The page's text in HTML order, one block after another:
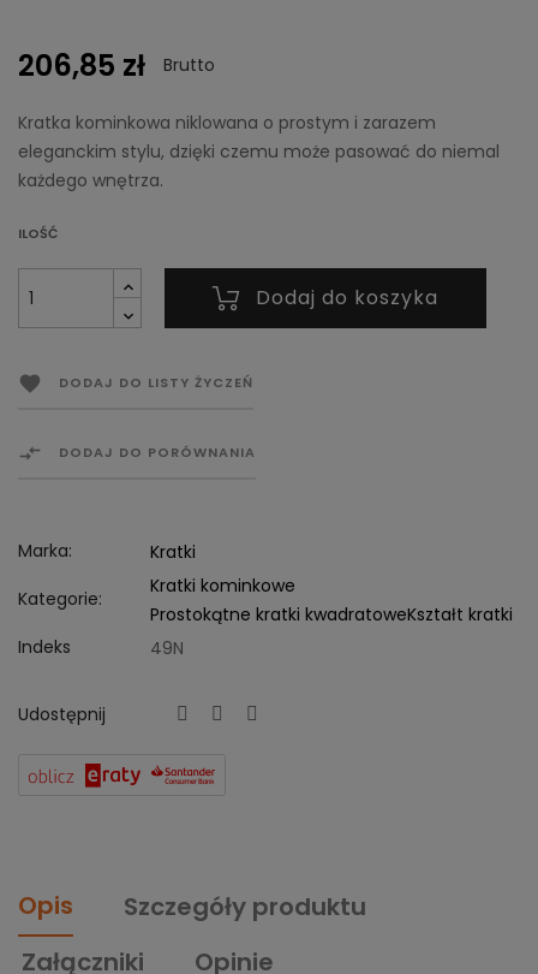
206,85 zł Brutto
Kratka kominkowa niklowana o prostym i zarazem
eleganckim stylu, dzięki czemu może pasować do niemal
każdego wnętrza.
ILOŚĆ
Dodaj do koszyka
 DODAJ DO LISTY ŻYCZEŃ
 DODAJ DO PORÓWNANIA
Marka:
Kratki
Kategorie:
Kratki kominkowe
Prostokątne kratki kwadratoweKształt kratki
Indeks
49N
Udostępnij
Opis
Szczegóły produktu
Załączniki
Opinie